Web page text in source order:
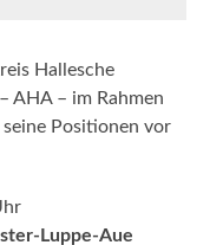
Hallesche
AHA – im Rahmen
Positionen vor
Luppe-Aue